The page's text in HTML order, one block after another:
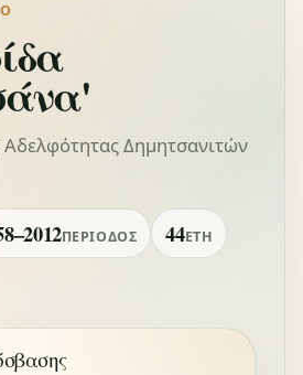
Δημητσανιτών
ΠΕΡΊΟΔΟΣ 44ΈΤΗ